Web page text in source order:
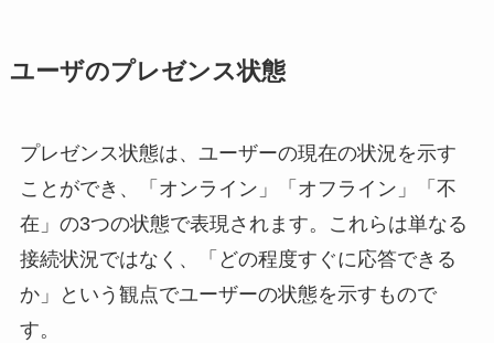
ユーザのプレゼンス状態
プレゼンス状態は、ユーザーの現在の状況を示す
ことができ、「オンライン」「オフライン」「不
在」の3つの状態で表現されます。これらは単なる
接続状況ではなく、「どの程度すぐに応答できる
か」という観点でユーザーの状態を示すもので
す。